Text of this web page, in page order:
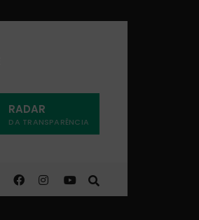
RADAR
DA TRANSPARÊNCIA